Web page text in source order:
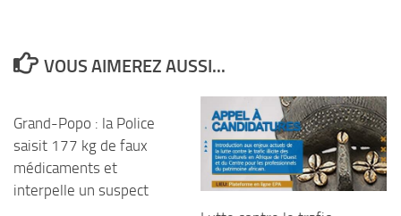
VOUS AIMEREZ AUSSI...
Grand-Popo : la Police
saisit 177 kg de faux
médicaments et
interpelle un suspect